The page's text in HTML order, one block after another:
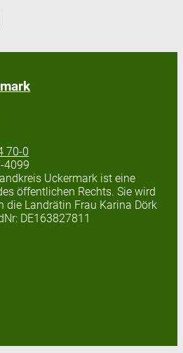
70-0
4099
Uckermark ist eine
öffentlichen Rechts. Sie wird
die Landrätin Frau Karina Dörk
DE163827811